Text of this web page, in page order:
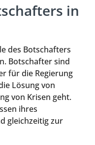
in
des Botschafters
Botschafter sind
für die Regierung
Lösung von
von Krisen geht.
ihres
gleichzeitig zur